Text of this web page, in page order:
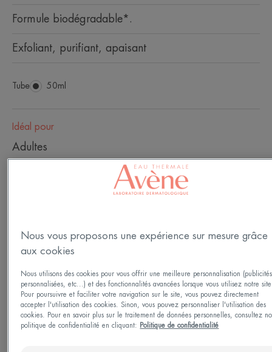
Formule biodégradable*.
Exfoliant, purifiant, apaisant
Tube Tube
50ml
Idéal pour
Adultes
Fabriqué en France
La formule biodégradable* respectueuse des peaux
Nous vous proposons une expérience sur mesure grâce
aux cookies
Nous utilisons des cookies pour vous offrir une meilleure personnalisation (publicités
personnalisées, etc...) et des fonctionnalités avancées lorsque vous utilisez notre
Pour poursuivre et faciliter votre navigation sur le site, vous pouvez directement
accepter l'utilisation des cookies. Sinon, vous pouvez personnaliser l'utilisation des
cookies. Pour en savoir plus sur le traitement de données personnelles, consultez
politique de confidentialité en cliquant:
Politique de confidentialité